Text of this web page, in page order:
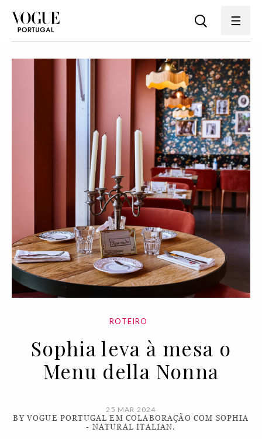
ROTEIRO
Sophia leva à mesa o
Menu della Nonna
25 MAR 2024
BY VOGUE PORTUGAL EM COLABORAÇÃO COM SOPHIA
- NATURAL ITALIAN.